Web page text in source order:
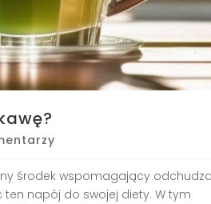
środek wspomagający
ten napój do swojej diety. W tym